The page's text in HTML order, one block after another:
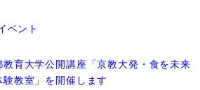
ベント
教育大学公開講座「京教大発・食を未来
教室」を開催します